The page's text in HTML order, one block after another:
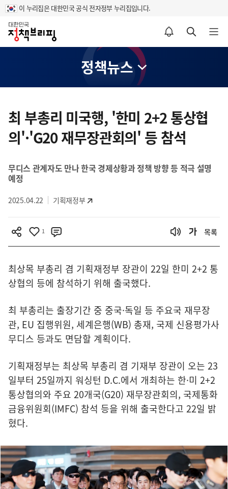
이 누리집은 대한민국 공식 전자정부 누리집입니다.
홈
알림설정 바로가기 검색 바로가기 메뉴 열기
정책뉴스
텐
츠
영
최 부총리 미국행, '한미 2+2 통상협
의'·'G20 재무장관회의' 등 참석
무디스 관계자도 만나 한국 경제상황과 정책 방향 등 적극 설명
예정
2025.04.22 기획재정부
1 목록
최상목 부총리 겸 기획재정부 장관이 22일 한미 2+2 통
상협의 등에 참석하기 위해 출국했다.
최 부총리는 출장기간 중 중국·독일 등 주요국 재무장
관, EU 집행위원, 세계은행(WB) 총재, 국제 신용평가사
무디스 등과도 면담할 계획이다.
기획재정부는 최상목 부총리 겸 기재부 장관이 오는 23
일부터 25일까지 워싱턴 D.C.에서 개최하는 한·미 2+2
통상협의와 주요 20개국(G20) 재무장관회의, 국제통화
금융위원회(IMFC) 참석 등을 위해 출국한다고 22일 밝
혔다.